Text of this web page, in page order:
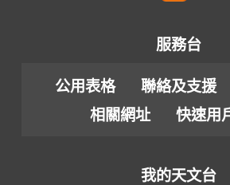
服務台
公用表格 聯絡及支援
相關網址
快速用
我的天文台